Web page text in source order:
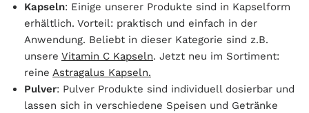
Kapseln: Einige unserer Produkte sind in Kapselform
erhältlich. Vorteil: praktisch und einfach in der
Anwendung. Beliebt in dieser Kategorie sind z.B.
unsere Vitamin C Kapseln. Jetzt neu im Sortiment:
reine Astragalus Kapseln.
Pulver: Pulver Produkte sind individuell dosierbar und
lassen sich in verschiedene Speisen und Getränke